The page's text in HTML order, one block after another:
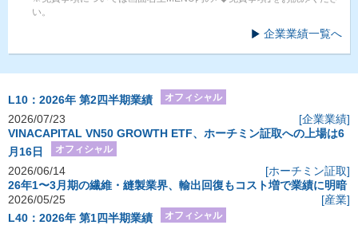
い。
企業業績一覧へ
L10：2026年 第2四半期業績 オフィシャル
2026/07/23
[企業業績]
VINACAPITAL VN50 GROWTH ETF、ホーチミン証取への上場は6
月16日
オフィシャル
2026/06/14
[ホーチミン証取]
26年1〜3月期の繊維・縫製業界、輸出回復もコスト増で業績に明暗
2026/05/25
[産業]
L40：2026年 第1四半期業績
オフィシャル